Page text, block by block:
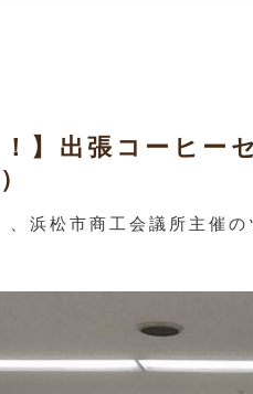
！】出張コーヒ
浜松市商工会議所主催